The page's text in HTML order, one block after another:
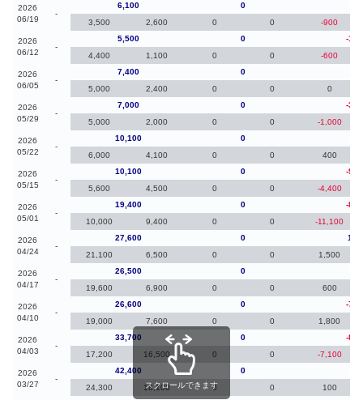
2026
06/19
-
6,100 0
3,500
2,600 0 0 -900
2026
06/12
-
5,500 0
-
4,400
1,100 0 0 -600
2026
06/05
-
7,400 0
5,000
2,400 0 0 0
2026
05/29
-
7,000 0
-
5,000
2,000 0 0 -1,000
2026
05/22
-
10,100 0
6,000
4,100 0 0 400
2026
05/15
-
10,100 0
-
5,600
4,500 0 0 -4,400
2026
05/01
-
19,400 0
-
10,000
9,400 0 0 -11,100
2026
04/24
-
27,600 0
21,100
6,500 0 0 1,500
2026
04/17
-
26,500 0
19,600
6,900 0 0 600
2026
04/10
-
26,600 0
-
19,000
7,600 0 0 1,800
2026
04/03
-
33,700 0
-
17,200
16,500 0 0 -7,100
2026
03/27
-
42,400 0
24,300
18,100 0 0 100
スクロールできます